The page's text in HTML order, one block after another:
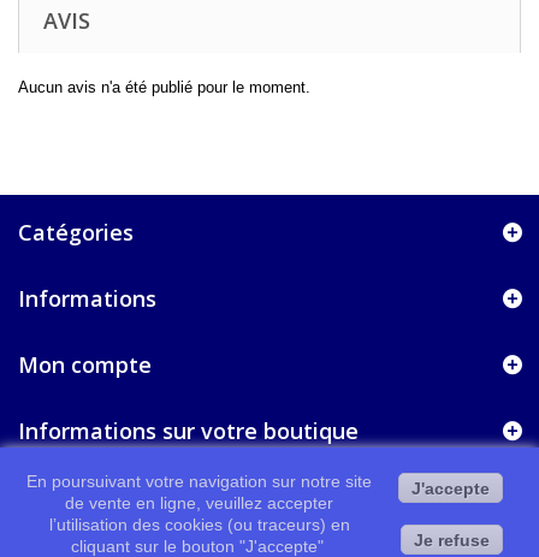
AVIS
Aucun avis n'a été publié pour le moment.
Catégories
Informations
Mon compte
Informations sur votre boutique
En poursuivant votre navigation sur notre site
de vente en ligne, veuillez accepter
l’utilisation des cookies (ou traceurs) en
cliquant sur le bouton "J'accepte"
J'accepte
Je refuse